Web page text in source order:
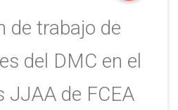
de trabajo de
del DMC en el
JJAA de FCEA